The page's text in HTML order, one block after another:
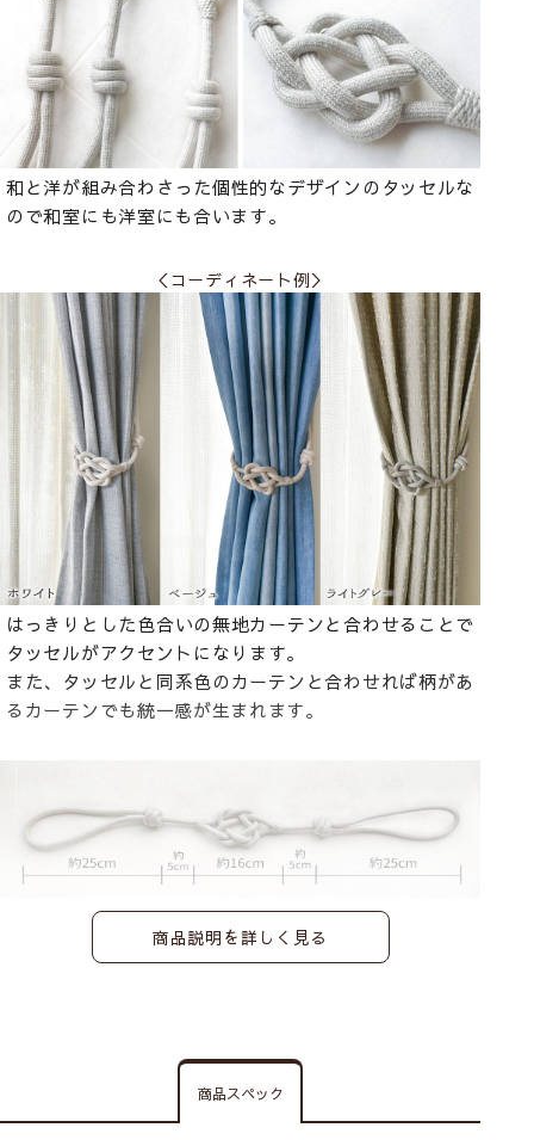
和と洋が組み合わさった個性的なデザインのタッセルな
ので和室にも洋室にも合います。
＜コーディネート例＞
はっきりとした色合いの無地カーテンと合わせることで
タッセルがアクセントになります。
また、タッセルと同系色のカーテンと合わせれば柄があ
るカーテンでも統一感が生まれます。
商品説明を詳しく見る
商品スペック